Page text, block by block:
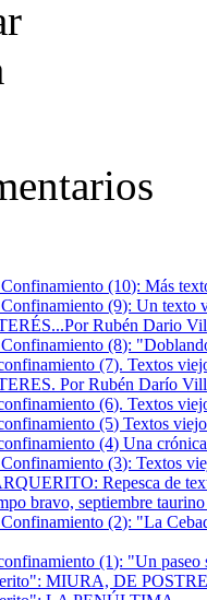
(10): Más
(9): Un texto
Rubén Dario
(8):
(7). Textos
Por Rubén Darío
(6). Textos
(5) Textos
(4) Una
(3): Textos
Repesca de
bravo, septiembre
(2): "La
(1): "Un paseo
MIURA, DE